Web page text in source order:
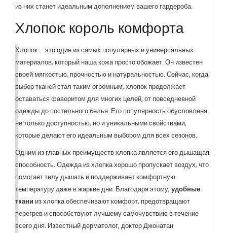
из них станет идеальным дополнением вашего гардероба.
Хлопок: король комфорта
Хлопок – это один из самых популярных и универсальных
материалов, который наша кожа просто обожает. Он известен
своей мягкостью, прочностью и натуральностью. Сейчас, когда
выбор тканей стал таким огромным, хлопок продолжает
оставаться фаворитом для многих целей, от повседневной
одежды до постельного белья. Его популярность обусловлена
не только доступностью, но и уникальными свойствами,
которые делают его идеальным выбором для всех сезонов.
Одним из главных преимуществ хлопка является его дышащая
способность. Одежда из хлопка хорошо пропускает воздух, что
помогает телу дышать и поддерживает комфортную
температуру даже в жаркие дни. Благодаря этому, удобные
ткани из хлопка обеспечивают комфорт, предотвращают
перегрев и способствуют лучшему самочувствию в течение
всего дня. Известный дерматолог, доктор Джонатан